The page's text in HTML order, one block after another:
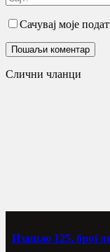
Сачувај моје
Слични чланци
Изашао 125. број